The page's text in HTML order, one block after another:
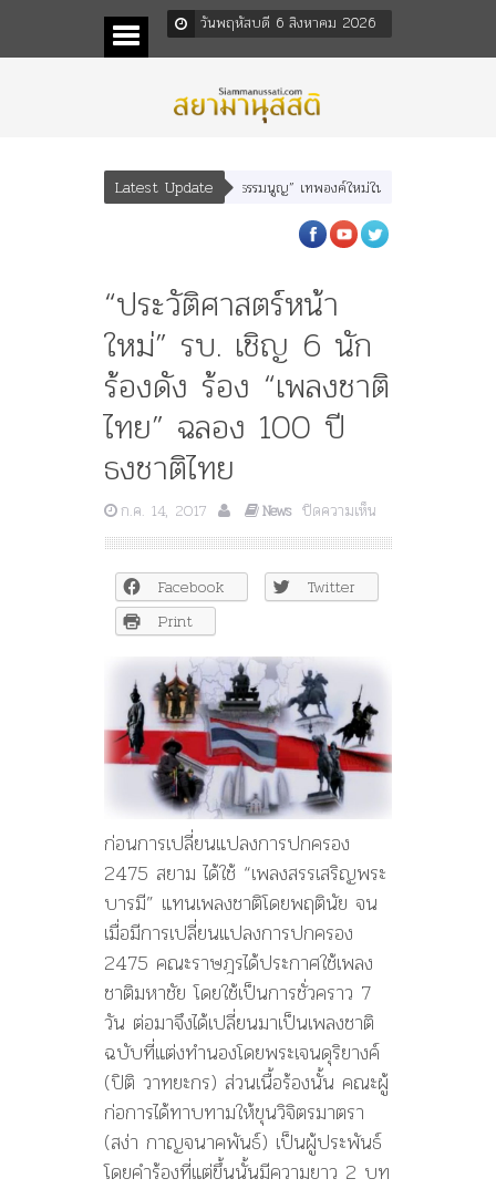
วันพฤหัสบดี 6 สิงหาคม 2026
Latest Update
สนา” “อรุณเทพบุตร” และ “เทพีรัฐธรรมนูญ” เทพองค์ใหม่ใน “ศิลปะคณะราษฎร”
“ประวัติศาสตร์หน้า
ใหม่” รบ. เชิญ 6 นัก
ร้องดัง ร้อง “เพลงชาติ
ไทย” ฉลอง 100 ปี
ธงชาติไทย
ก.ค. 14, 2017 News ปิดความเห็น
“ประวัติศาสตร์
หน้า
ใหม่”
รบ.
ดัง
“เพลง
ชาติ
ฉลอง
ปี
ธงชาติ
ไทย
Facebook
Twitter
Print
ก่อนการเปลี่ยนแปลงการปกครอง
2475 สยาม ได้ใช้ “เพลงสรรเสริญพระ
บารมี” แทนเพลงชาติโดยพฤตินัย จน
เมื่อมีการเปลี่ยนแปลงการปกครอง
2475 คณะราษฎรได้ประกาศใช้เพลง
ชาติมหาชัย โดยใช้เป็นการชั่วคราว 7
วัน ต่อมาจึงได้เปลี่ยนมาเป็นเพลงชาติ
ฉบับที่แต่งทำนองโดยพระเจนดุริยางค์
(ปิติ วาทยะกร) ส่วนเนื้อร้องนั้น คณะผู้
ก่อการได้ทาบทามให้ขุนวิจิตรมาตรา
(สง่า กาญจนาคพันธ์) เป็นผู้ประพันธ์
โดยคำร้องที่แต่ขึ้นนั้นมีความยาว 2 บท